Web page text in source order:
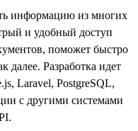
информацию из многих
и удобный доступ
поможет быстро
далее. Разработка идет
Laravel, PostgreSQL,
с другими системами